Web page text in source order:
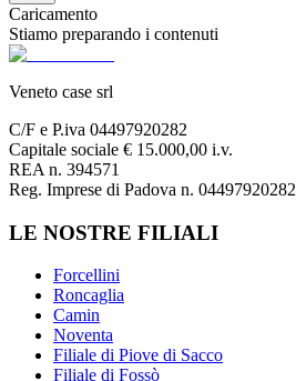
Caricamento
Stiamo preparando i contenuti
Veneto case srl
C/F e P.iva 04497920282
Capitale sociale € 15.000,00 i.v.
REA n. 394571
Reg. Imprese di Padova n. 04497920282
LE NOSTRE FILIALI
Forcellini
Roncaglia
Camin
Noventa
Filiale di Piove di Sacco
Filiale di Fossò